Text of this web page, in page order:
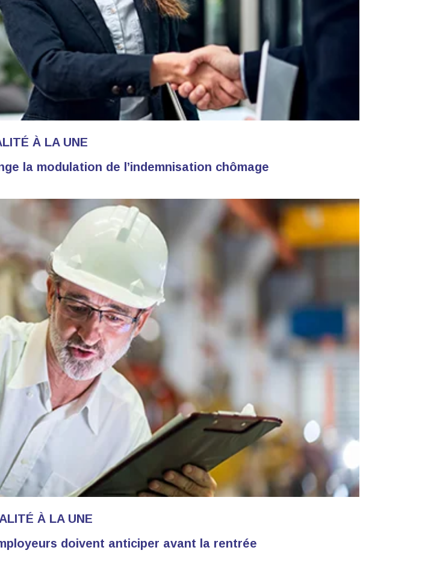
À LA UNE
la modulation de l’indemnisation chômage
À LA UNE
doivent anticiper avant la rentrée